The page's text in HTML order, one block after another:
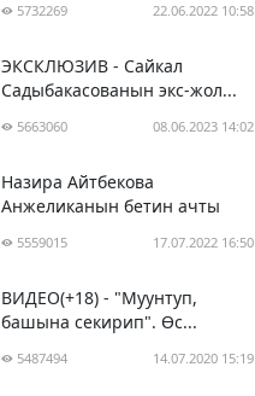
5732269 22.06.2022 10:58
ЭКСКЛЮЗИВ - Сайкал
Садыбакасованын экс-жол...
5663060 08.06.2023 14:02
Назира Айтбекова
Анжеликанын бетин ачты
5559015 17.07.2022 16:50
ВИДЕО(+18) - "Муунтуп,
башына секирип". Өс...
5487494 14.07.2020 15:19